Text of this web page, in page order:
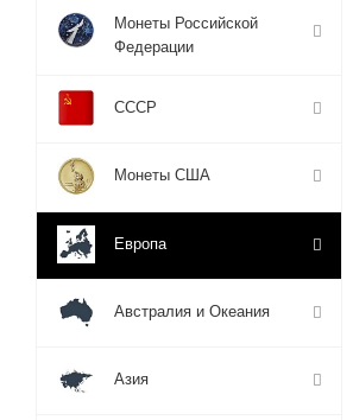
Монеты Российской
Федерации
СССР
Монеты США
Европа
Австралия и Океания
Азия